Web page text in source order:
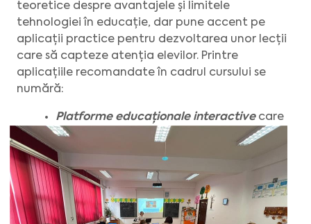
teoretice despre avantajele și limitele
tehnologiei în educație, dar pune accent pe
aplicații practice pentru dezvoltarea unor lecții
care să capteze atenția elevilor. Printre
aplicațiile recomandate în cadrul cursului se
numără:
Platforme educaționale interactive care